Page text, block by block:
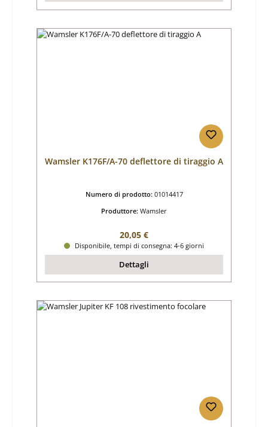
Wamsler K176F/A-70 deflettore di tiraggio A
Numero di prodotto: 01014417
Produttore: Wamsler
Prezzo normale:
20,05 €
Disponibile, tempi di consegna: 4-6 giorni
Dettagli